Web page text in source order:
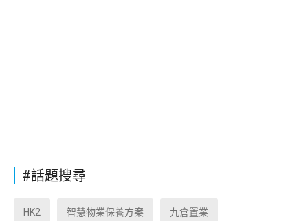
#話題搜尋
HK2 智慧物業保養方案 九倉置業